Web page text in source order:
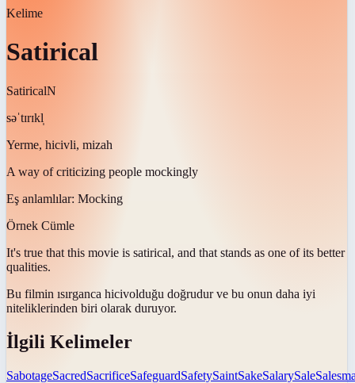
Kelime
Satirical
SatiricalN
səˈtɪrɪkl̩
Yerme, hicivli, mizah
A way of criticizing people mockingly
Eş anlamlılar: Mocking
Örnek Cümle
It's true that this movie is satirical, and that stands as one of its better
qualities.
Bu filmin ısırganca hicivolduğu doğrudur ve bu onun daha iyi
niteliklerinden biri olarak duruyor.
İlgili Kelimeler
SabotageSacredSacrificeSafeguardSafetySaintSakeSalarySale